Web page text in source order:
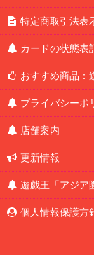
特定商取引法表
カードの状態表
おすすめ商品：
プライバシーポ
店舗案内
更新情報
遊戯王「アジア
個人情報保護方